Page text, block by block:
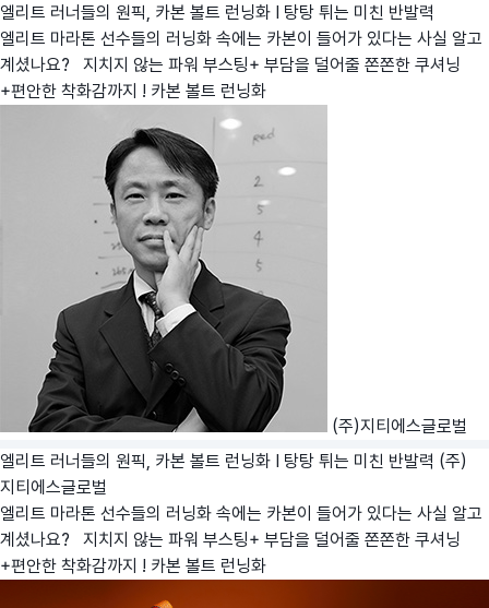
엘리트 러너들의 원픽, 카본 볼트 런닝화 I 탕탕 튀는 미친 반발력
엘리트 마라톤 선수들의 러닝화 속에는 카본이 들어가 있다는 사실 알고
계셨나요? 지치지 않는 파워 부스팅+ 부담을 덜어줄 쫀쫀한 쿠셔닝
+편안한 착화감까지 ! 카본 볼트 런닝화
(주)지티에스글로벌
엘리트 러너들의 원픽, 카본 볼트 런닝화 I 탕탕 튀는 미친 반발력 (주)
지티에스글로벌
엘리트 마라톤 선수들의 러닝화 속에는 카본이 들어가 있다는 사실 알고
계셨나요? 지치지 않는 파워 부스팅+ 부담을 덜어줄 쫀쫀한 쿠셔닝
+편안한 착화감까지 ! 카본 볼트 런닝화